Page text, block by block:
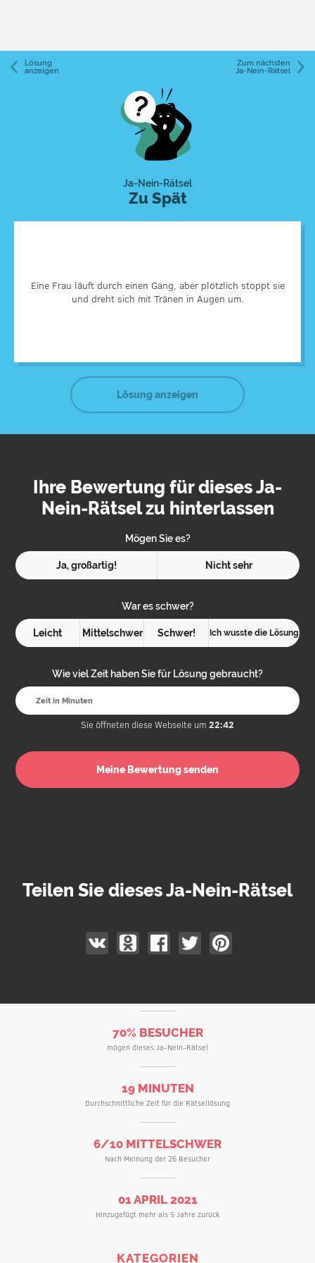
Lösung
anzeigen
Zum nächsten
Ja-Nein-Rätsel
Ja-Nein-Rätsel
Zu Spät
Eine Frau läuft durch einen Gang, aber plötzlich stoppt sie
und dreht sich mit Tränen in Augen um.
rannte zum Raum mit dem elektrischen Stuhl, um die
Vollstreckung zu verhindern. Als sie die blinkenden
Lösung anzeigen
Ihre Bewertung für dieses Ja-
Nein-Rätsel zu hinterlassen
Mögen Sie es?
Ja, großartig! Nicht sehr
War es schwer?
Leicht Mittelschwer Schwer! Ich wusste die Lösung
Wie viel Zeit haben Sie für Lösung gebraucht?
Sie öffneten diese Webseite um 22:42
Teilen Sie dieses Ja-Nein-Rätsel
70% BESUCHER
mögen dieses Ja-Nein-Rätsel
19 MINUTEN
Durchschnittliche Zeit für die Rätsellösung
6/10 MITTELSCHWER
Nach Meinung der 26 Besucher
01 APRIL 2021
Hinzugefügt mehr als 5 Jahre zurück
KATEGORIEN